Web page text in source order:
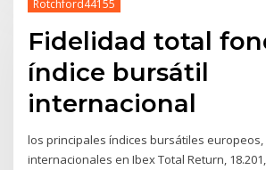
Rotchford44155
Fidelidad total
índice bursátil
internacional
los principales índices bursátiles
internacionales en Ibex Total Return,